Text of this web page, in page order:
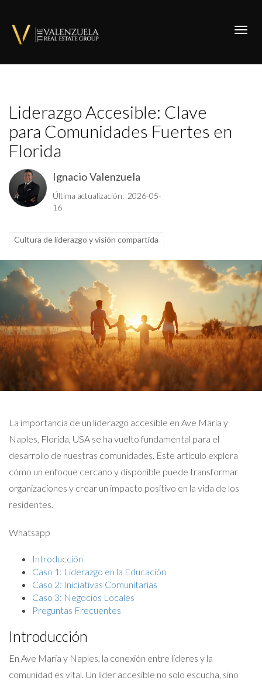
Liderazgo Accesible: Clave
para Comunidades Fuertes en
Florida
Ignacio Valenzuela
Última actualización: 2026-05-
16
Cultura de liderazgo y visión compartida
La importancia de un liderazgo accesible en Ave Maria y
Naples, Florida, USA se ha vuelto fundamental para el
desarrollo de nuestras comunidades. Este artículo explora
cómo un enfoque cercano y disponible puede transformar
organizaciones y crear un impacto positivo en la vida de los
residentes.
Whatsapp
Introducción
Caso 1: Liderazgo en la Educación
Caso 2: Iniciativas Comunitarias
Caso 3: Negocios Locales
Preguntas Frecuentes
Introducción
En Ave Maria y Naples, la conexión entre líderes y la
comunidad es vital. Un líder accesible no solo escucha, sino